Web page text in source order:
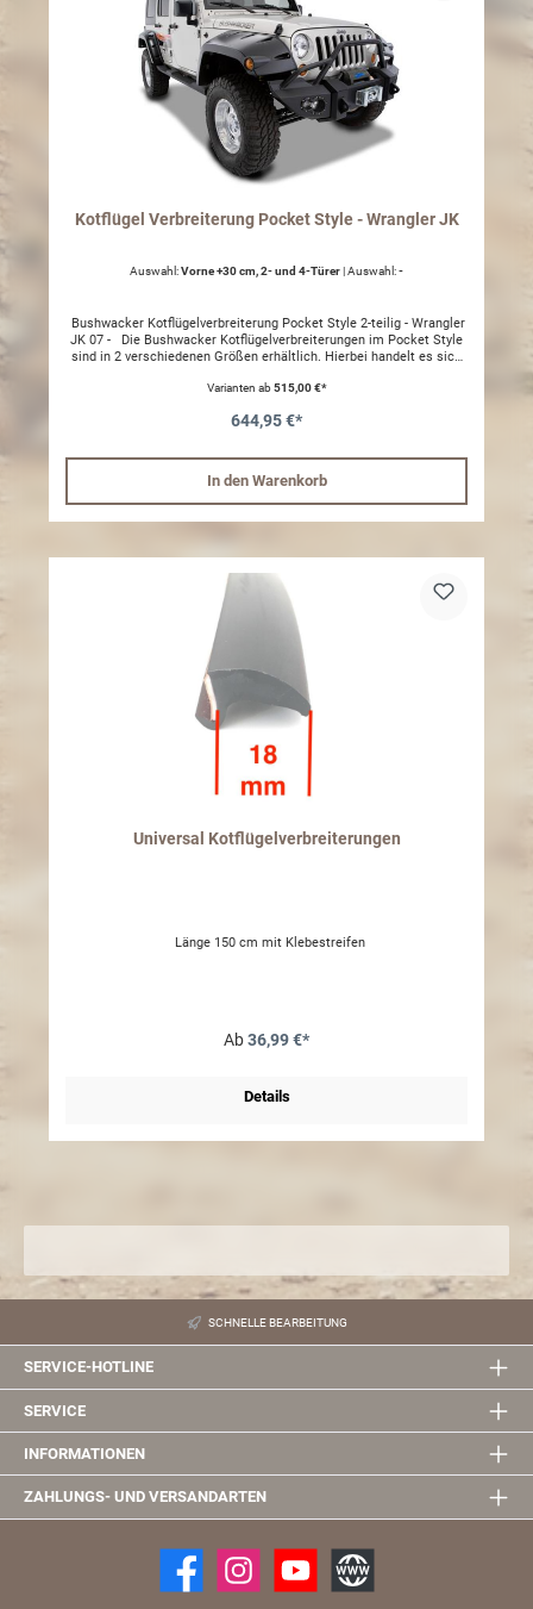
Kotflügel Verbreiterung Pocket Style - Wrangler JK
Auswahl:Vorne +30 cm, 2- und 4-Türer | Auswahl:-
Bushwacker Kotflügelverbreiterung Pocket Style 2-teilig - Wrangler
JK 07 - Die Bushwacker Kotflügelverbreiterungen im Pocket Style
sind in 2 verschiedenen Größen erhältlich. Hierbei handelt es sich
17cm (hinten). Die Verbreiterungen werden an den vorhandenen
Karosserie notwendig. Die Innenkotflügel werden weiterhin
hinten: 17 cm pro Verbreiterung (6,75") - vorne: 30 cm pro
Verbreiterung (11,75") - Matt schwarz / lakierfähig. - 100 % UV-
Beständig - Extrem strapazierfähiges Material. - strukturierter Look.
2 teiliges Set für hinten oder vorne, für den 2 und 4 Türer Bitte
wählen Sie das gewünschte Modell passend zu Ihrem Fahrzeug.
Varianten ab515,00 €*
644,95 €*
In den Warenkorb
Universal Kotflügelverbreiterungen
Länge 150 cm mit Klebestreifen
Ab36,99 €*
Details
SCHNELLE BEARBEITUNG
SERVICE-HOTLINE
SERVICE
INFORMATIONEN
ZAHLUNGS- UND VERSANDARTEN